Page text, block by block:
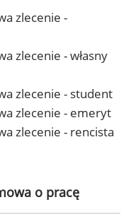
zlecenie -
zlecenie - własny
zlecenie - student
zlecenie - emeryt
zlecenie - rencista
o pracę